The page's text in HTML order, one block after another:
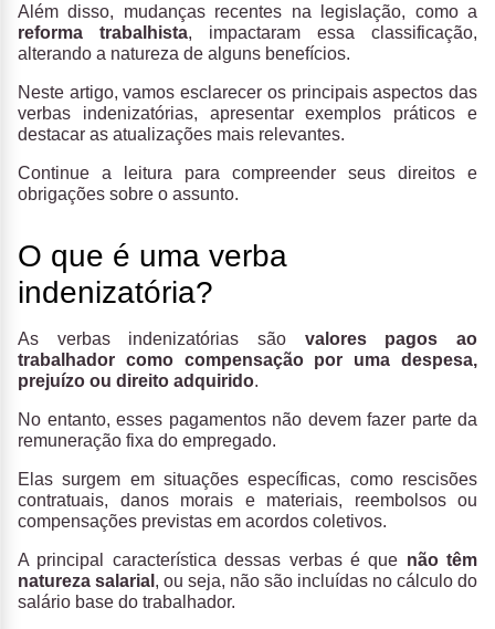
Além disso, mudanças recentes na legislação, como a
reforma trabalhista, impactaram essa classificação,
alterando a natureza de alguns benefícios.
Neste artigo, vamos esclarecer os principais aspectos das
verbas indenizatórias, apresentar exemplos práticos e
destacar as atualizações mais relevantes.
Continue a leitura para compreender seus direitos e
obrigações sobre o assunto.
O que é uma verba
indenizatória?
As verbas indenizatórias são valores pagos ao
trabalhador como compensação por uma despesa,
prejuízo ou direito adquirido.
No entanto, esses pagamentos não devem fazer parte da
remuneração fixa do empregado.
Elas surgem em situações específicas, como rescisões
contratuais, danos morais e materiais, reembolsos ou
compensações previstas em acordos coletivos.
A principal característica dessas verbas é que não têm
natureza salarial , ou seja, não são incluídas no cálculo do
salário base do trabalhador.